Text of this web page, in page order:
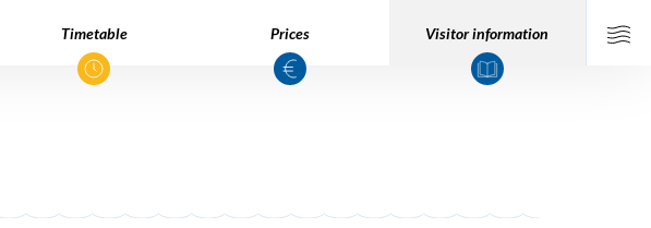
Timetable Prices Visitor information